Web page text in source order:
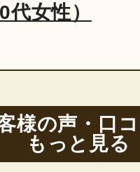
女性）
様の声・口
もっと見る